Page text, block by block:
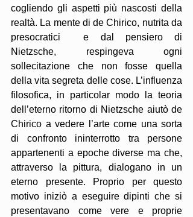
cogliendo gli aspetti più nascosti della
realtà. La mente di de Chirico, nutrita da
presocratici  e dal pensiero di
Nietzsche, respingeva ogni
sollecitazione che non fosse quella
della vita segreta delle cose. L’influenza
filosofica, in particolar modo la teoria
dell’eterno ritorno di Nietzsche aiutò de
Chirico a vedere l’arte come una sorta
di confronto ininterrotto tra persone
appartenenti a epoche diverse ma che,
attraverso la pittura, dialogano in un
eterno presente. Proprio per questo
motivo iniziò a eseguire dipinti che si
presentavano come vere e proprie